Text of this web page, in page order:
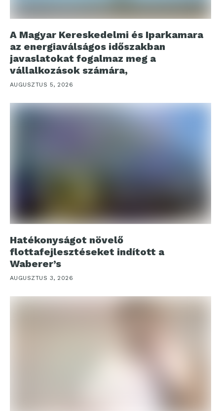
A Magyar Kereskedelmi és Iparkamara
az energiaválságos időszakban
javaslatokat fogalmaz meg a
vállalkozások számára,
AUGUSZTUS 5, 2026
Hatékonyságot növelő
flottafejlesztéseket indított a
Waberer’s
AUGUSZTUS 3, 2026